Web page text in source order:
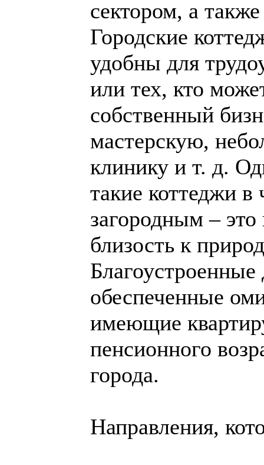
сектором, а
Городские
удобны для
или тех, кто
собственный
мастерскую,
клинику и т. д.
такие коттеджи
загородным –
близость к
обеспеченные
имеющие
пенсионного
города.
Направления,